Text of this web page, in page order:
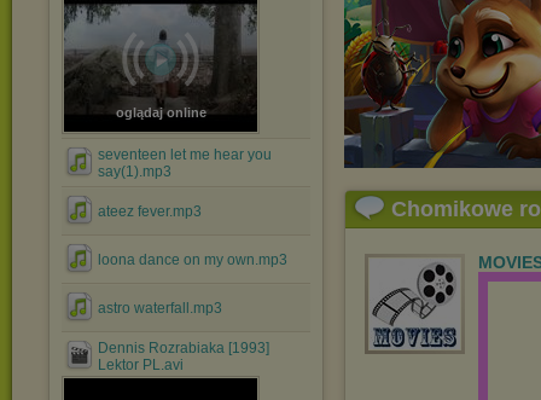
oglądaj online
seventeen let me hear you
say(1).mp3
ateez fever.mp3
loona dance on my own.mp3
astro waterfall.mp3
Dennis Rozrabiaka [1993]
Lektor PL.avi
Chomikowe